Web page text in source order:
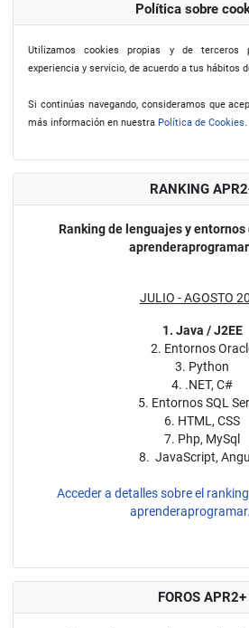
Política sobre
Utilizamos cookies propias y de terceros
experiencia y servicio, de acuerdo a tus hábitos
Si continúas navegando, consideramos que
más información en nuestra Política de Cookies.
RANKING
Ranking de lenguajes y
JULIO - AGOSTO
1. Java / J2EE
2. Entornos
3. Python
4. .NET, C#
5. Entornos SQL
6. HTML, CSS
7. Php, MySql
8. JavaScript,
Acceder a detalles sobre el
FOROS APR2+